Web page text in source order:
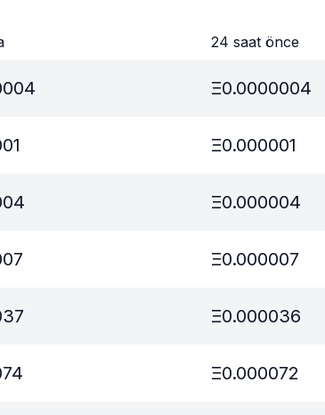
24 saat önce
Ξ0.0000004
Ξ0.000001
Ξ0.000004
Ξ0.000007
Ξ0.000036
Ξ0.000072